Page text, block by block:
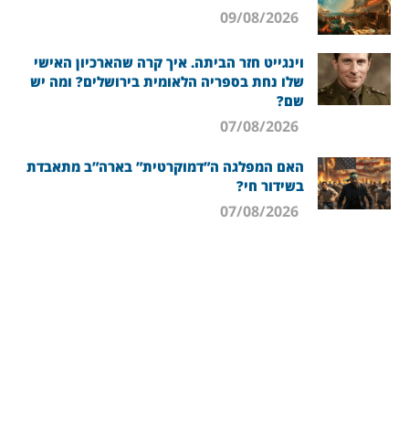
וינגייט חזר הביתה. איך קרה שהארכיון האישי
שלו נחת בספריה הלאומית בירושלים? ומה יש
שם?
האם המפלגה ה”דמוקרטית” בארה”ב מתאבדת
בשידור חי?